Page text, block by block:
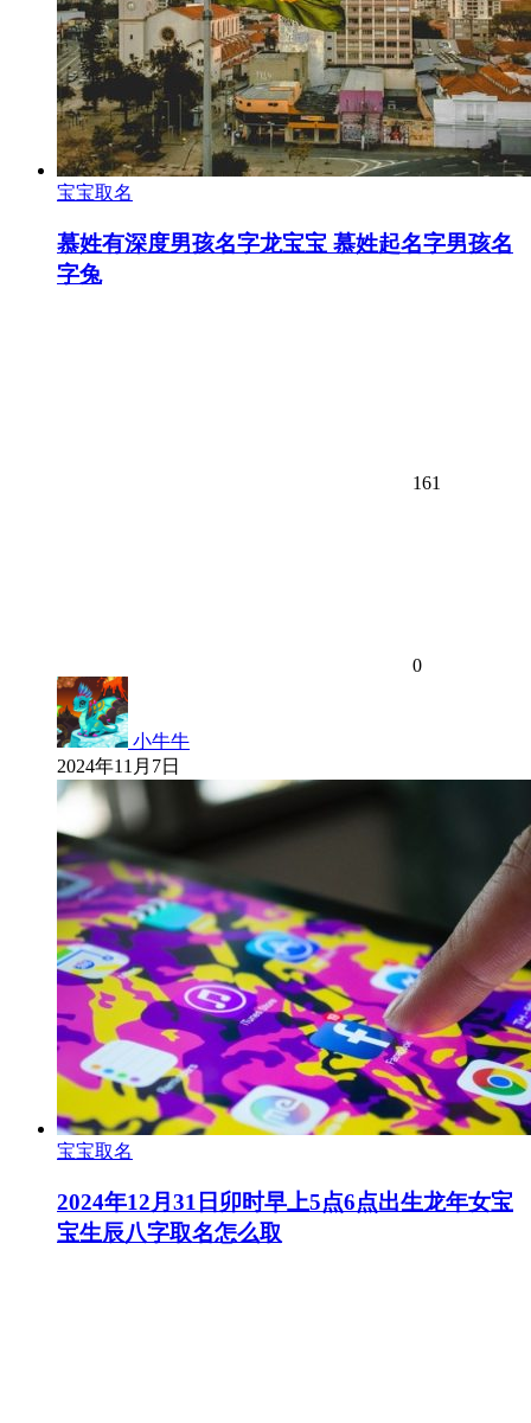
宝宝取名
慕姓有深度男孩名字龙宝宝 慕姓起名字男孩名
字兔
161
0
小牛牛
2024年11月7日
宝宝取名
2024年12月31日卯时早上5点6点出生龙年女宝
宝生辰八字取名怎么取